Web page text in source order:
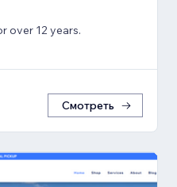
over 12 years.
Смотреть